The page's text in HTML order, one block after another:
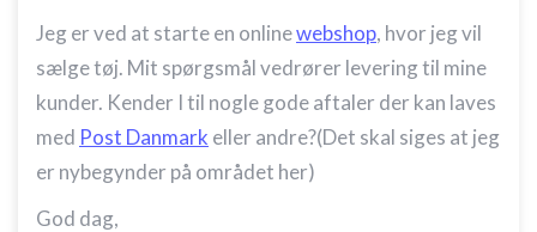
Jeg er ved at starte en onlinewebshop, hvor jeg vil
sælge tøj. Mit spørgsmål vedrører levering til mine
kunder. Kender I til nogle gode aftaler der kan laves
med Post Danmark eller andre?(Det skal siges at jeg
er nybegynder på området her)
God dag,